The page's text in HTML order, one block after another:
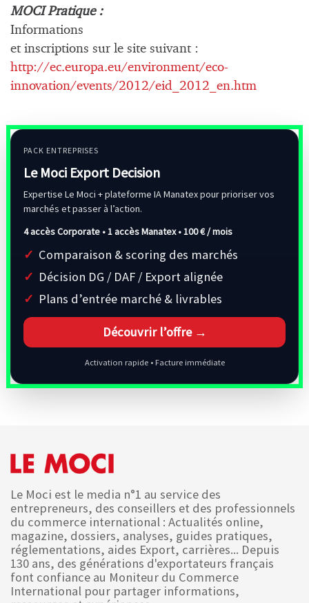
MOCI Pratique :
Informations
et inscriptions sur le site suivant :
http://ec.europa.eu/environment/eco-
innovation/events/2012/eid_2012_en.htm
PACK ENTREPRISES
Le Moci Export Decision
Expertise Le Moci + plateforme IA Manatex pour prioriser vos
marchés et passer à l’action.
4 accès Corporate • 1 accès Manatex •100 € / mois
Comparaison & scoring des marchés
Décision DG / DAF / Export alignée
Plans d’entrée marché & livrables
Découvrir l’offre →
Activation rapide • Facture immédiate
Le Moci est le media n°1 au service des
entrepreneurs, des conseillers et des professionnels
du commerce international : Actualités online,
magazine, dossiers, analyses, guides pratiques,
réglementations, aides Export, carrières... Depuis
130 ans, des générations d'exportateurs français
font confiance au Moniteur du Commerce
International pour partager informations,